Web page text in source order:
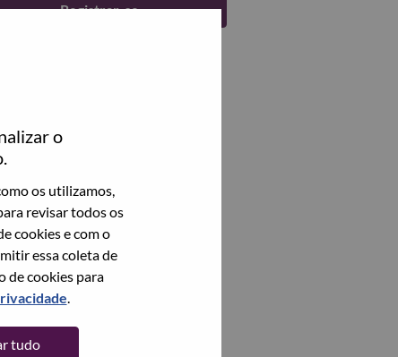
o
os utilizamos,
revisar todos os
cookies e com o
essa coleta de
de cookies para
.
tudo
Registrar-se